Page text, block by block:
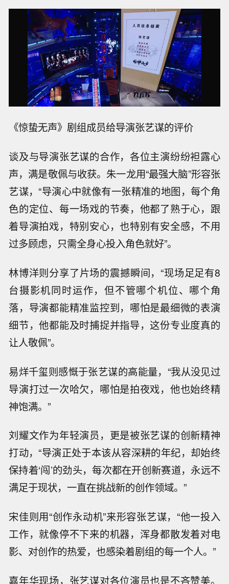
《惊蛰无声》剧组成员给导演张艺谋的评价
谈及与导演张艺谋的合作，各位主演纷纷袒露心
声，满是敬佩与收获。朱一龙用“最强大脑”形容张
艺谋，“导演心中就像有一张精准的地图，每个角
色的定位、每一场戏的节奏，他都了熟于心，跟
着导演拍戏，特别安心，也特别有安全感，不用
过多顾虑，只需全身心投入角色就好”。
林博洋则分享了片场的震撼瞬间，“现场足足有8
台摄影机同时运作，但不管哪个机位、哪个角
落，导演都能精准监控到，哪怕是最细微的表演
细节，他都能及时捕捉并指导，这份专业度真的
让人敬佩”。
易烊千玺则感慨于张艺谋的高能量，“我从没见过
导演打过一次哈欠，哪怕是拍夜戏，他也始终精
神饱满。”
刘耀文作为年轻演员，更是被张艺谋的创新精神
打动，“导演正处于本该从容深耕的年纪，却始终
保持着‘闯’的劲头，每次都在开创新赛道，永远不
满足于现状，一直在挑战新的创作领域。”
宋佳则用“创作永动机”来形容张艺谋，“他一投入
工作，就像停不下来的机器，浑身都散发着对电
影、对创作的热爱，也感染着剧组的每一个人。”
嘉年华现场，张艺谋对各位演员也是不吝赞美。